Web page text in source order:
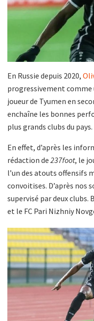
En Russie depuis 2020,
progressivement comme
joueur de Tyumen en
enchaîne les bonnes
plus grands clubs du pays.
En effet, d’après les
rédaction de 237foot, le
l’un des atouts offensifs
convoitises. D’après nos
supervisé par deux clubs.
et le FC Pari Nizhniy